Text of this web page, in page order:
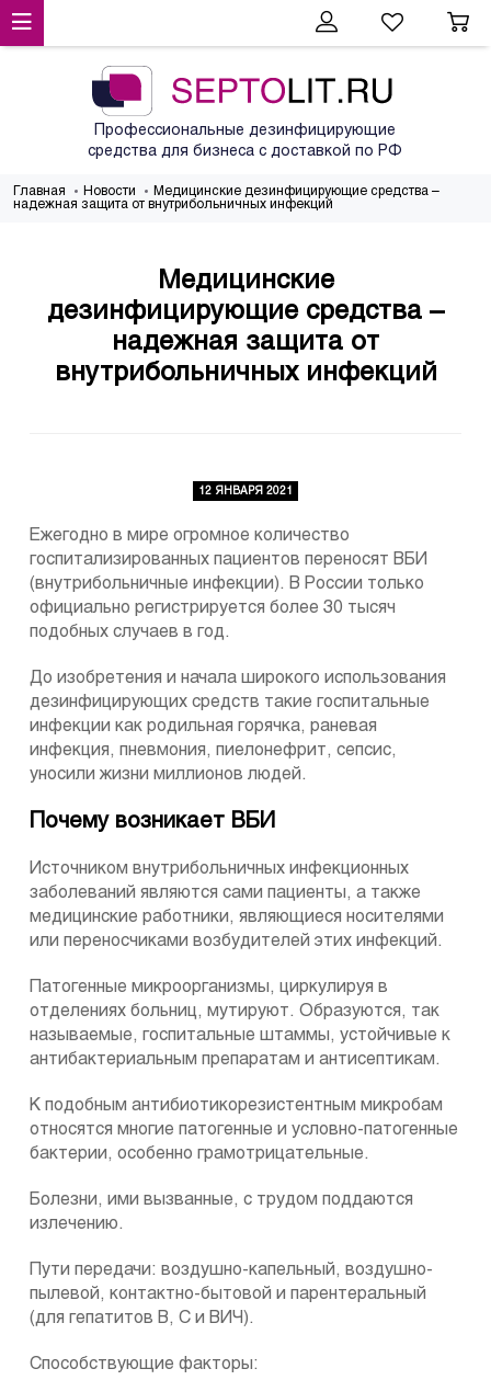
Профессиональные дезинфицирующие
средства для бизнеса с доставкой по РФ
Главная Новости
Медицинские дезинфицирующие средства –
надежная защита от внутрибольничных инфекций
Медицинские
дезинфицирующие средства –
надежная защита от
внутрибольничных инфекций
12 ЯНВАРЯ 2021
Ежегодно в мире огромное количество
госпитализированных пациентов переносят ВБИ
(внутрибольничные инфекции). В России только
официально регистрируется более 30 тысяч
подобных случаев в год.
До изобретения и начала широкого использования
дезинфицирующих средств такие госпитальные
инфекции как родильная горячка, раневая
инфекция, пневмония, пиелонефрит, сепсис,
уносили жизни миллионов людей.
Почему возникает ВБИ
Источником внутрибольничных инфекционных
заболеваний являются сами пациенты, а также
медицинские работники, являющиеся носителями
или переносчиками возбудителей этих инфекций.
Патогенные микроорганизмы, циркулируя в
отделениях больниц, мутируют. Образуются, так
называемые, госпитальные штаммы, устойчивые к
антибактериальным препаратам и антисептикам.
К подобным антибиотикорезистентным микробам
относятся многие патогенные и условно-патогенные
бактерии, особенно грамотрицательные.
Болезни, ими вызванные, с трудом поддаются
излечению.
Пути передачи: воздушно-капельный, воздушно-
пылевой, контактно-бытовой и парентеральный
(для гепатитов В, С и ВИЧ).
Способствующие факторы: